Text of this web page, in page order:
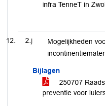
infra TenneT in
2.j
Mogelijkheden
Bijlagen
250707
preventie voor